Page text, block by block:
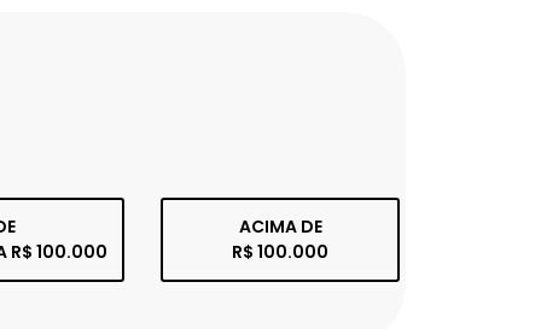
R$ 100.000
ACIMA DE
R$ 100.000